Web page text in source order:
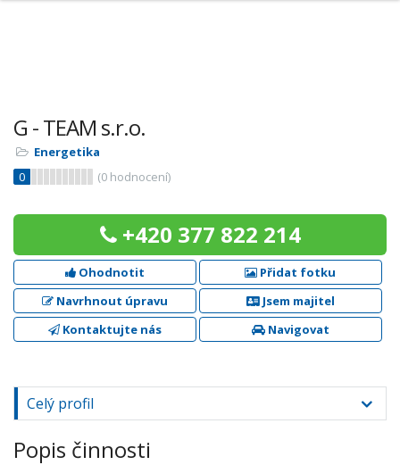
G - TEAM s.r.o.
Energetika
0
(0 hodnocení)
+420 377 822 214
Ohodnotit
Přidat fotku
Navrhnout úpravu
Jsem majitel
Kontaktujte nás
Navigovat
Celý profil
Popis činnosti